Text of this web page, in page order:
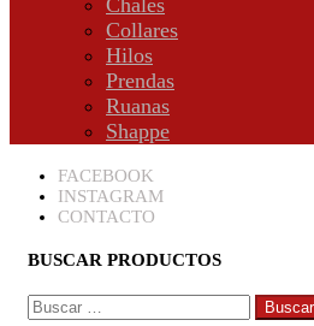
Chales
Collares
Hilos
Prendas
Ruanas
Shappe
FACEBOOK
INSTAGRAM
CONTACTO
BUSCAR PRODUCTOS
BUSCAR: